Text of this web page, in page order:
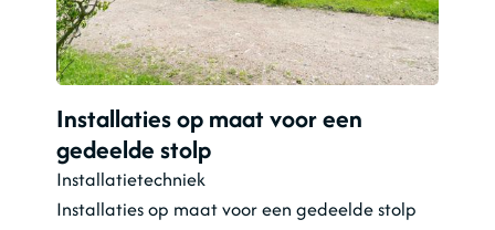
Installaties op maat voor een
gedeelde stolp
Installatietechniek
Installaties op maat voor een gedeelde stolp